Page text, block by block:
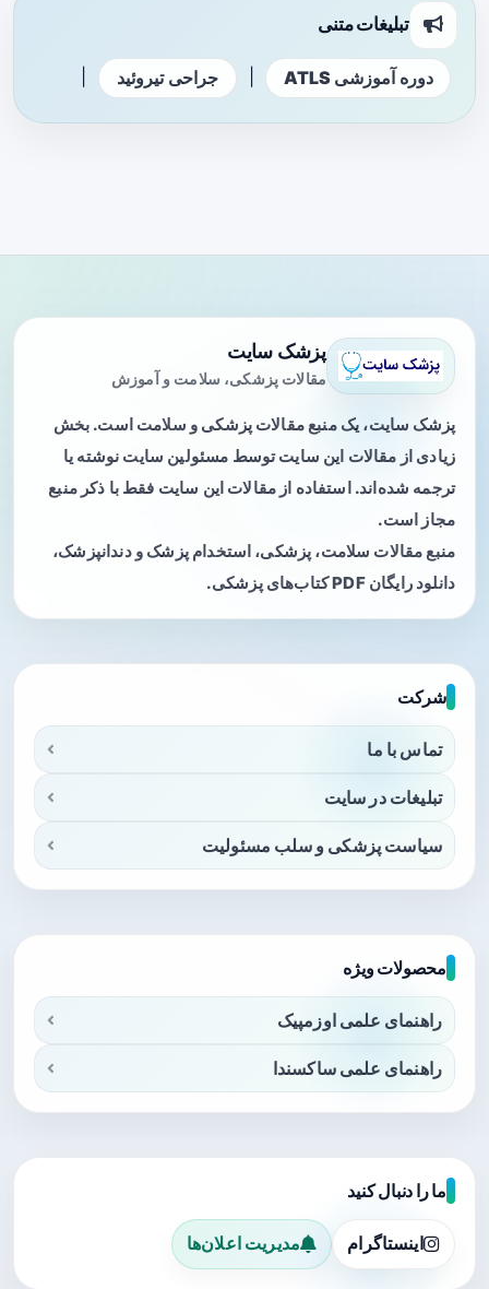
تبلیغات متنی
دوره آموزشی ATLS جراحی تیروئید
پزشک سایت
مقالات پزشکی، سلامت و آموزش
پزشک سایت، یک منبع مقالات پزشکی و سلامت است. بخش
زیادی از مقالات این سایت توسط مسئولین سایت نوشته یا
ترجمه شده‌اند. استفاده از مقالات این سایت فقط با ذکر منبع
مجاز است.
منبع مقالات سلامت، پزشکی، استخدام پزشک و دندانپزشک،
دانلود رایگان PDF کتاب‌های پزشکی.
شرکت
تماس با ما
تبلیغات در سایت
سیاست پزشکی و سلب مسئولیت
محصولات ویژه
راهنمای علمی اوزمپیک
راهنمای علمی ساکسندا
ما را دنبال کنید
اینستاگرام مدیریت اعلان‌ها